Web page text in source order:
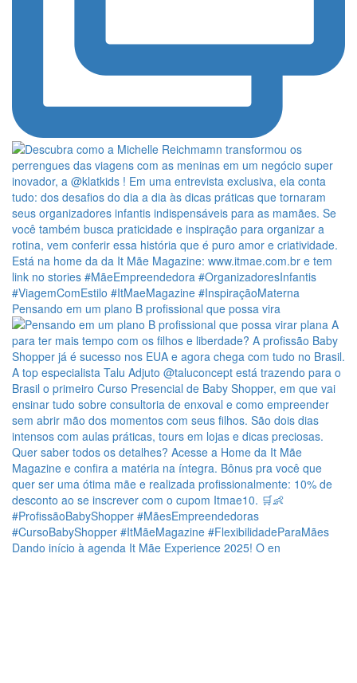
Pensando em um plano B profissional que possa vira
Dando início à agenda It Mãe Experience 2025! O en